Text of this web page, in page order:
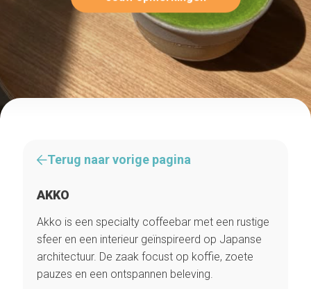
Terug naar vorige pagina
AKKO
Akko is een specialty coffeebar met een rustige
sfeer en een interieur geïnspireerd op Japanse
architectuur. De zaak focust op koffie, zoete
pauzes en een ontspannen beleving.